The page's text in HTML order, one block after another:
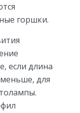
горшки.
если длина
меньше, для